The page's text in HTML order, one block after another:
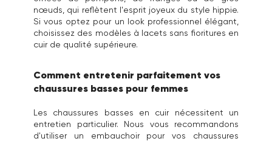
nœuds, qui reflètent l'esprit joyeux du style hippie.
Si vous optez pour un look professionnel élégant,
choisissez des modèles à lacets sans fioritures en
cuir de qualité supérieure.
Comment entretenir parfaitement vos
chaussures basses pour femmes
Les chaussures basses en cuir nécessitent un
entretien particulier. Nous vous recommandons
d'utiliser un embauchoir pour vos chaussures